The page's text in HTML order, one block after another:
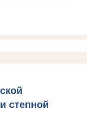
степной